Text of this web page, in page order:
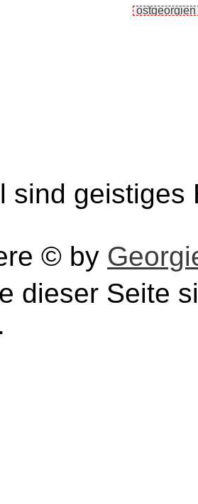
sind
© by
dieser Seite